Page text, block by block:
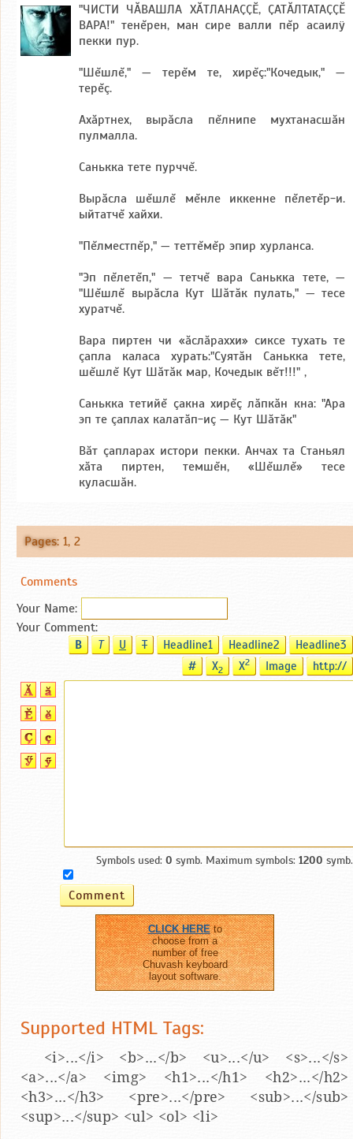
"ЧИСТИ ЧӐВАШЛА ХӐТЛАНАҪҪӖ, ҪАТӐЛТАТАҪҪӖ
ВАРА!" тенĕрен, ман сире валли пĕр асаилÿ
пекки пур.
"Шĕшлĕ," — терĕм те, хирĕç:"Кочедык," —
терĕç.
Ахăртнех, вырăсла пĕлнипе мухтанасшăн
пулмалла.
Санькка тете пурччĕ.
Bырăсла шĕшлĕ мĕнле иккенне пĕлетĕр-и.
ыйтатчĕ хайхи.
"Пĕлместпĕр," — теттĕмĕр эпир хурланса.
"Эп пĕлетĕп," — тетчĕ вара Санькка тете, —
"Шĕшлĕ вырăсла Кут Шăтăк пулать," — тесе
хуратчĕ.
Bара пиртен чи «ăслăраххи» сиксе тухать те
çапла каласа хурать:"Суятăн Санькка тете,
шĕшлĕ Кут Шăтăк мар, Кочедык вĕт!!!" ,
Санькка тетийĕ çакна хирĕç лăпкăн кна: "Ара
эп те çаплах калатăп-иç — Кут Шăтăк"
Băт çапларах истори пекки. Анчах та Станьял
хăта пиртен, темшĕн, «Шĕшлĕ» тесе
куласшăн.
Pages: 1, 2
Comments
Your Name:
Your Comment:
B T U T Headline1 Headline2
Headline3
#
X2 X2 Image http://
Symbols used: 0 symb. Maximum symbols: 1200 symb.
CLICK HEREto
choose from a
number of free
Chuvash keyboard
layout software.
Supported HTML Tags:
<i>...</i> <b>...</b> <u>...</u> <s>...</s>
<a>...</a> <img> <h1>...</h1> <h2>...</h2>
<h3>...</h3> <pre>...</pre> <sub>...</sub>
<sup>...</sup> <ul> <ol> <li>